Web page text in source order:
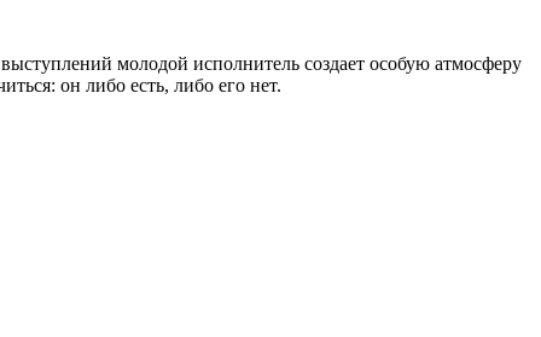
молодой исполнитель создает особую атмосферу
он либо есть, либо его нет.